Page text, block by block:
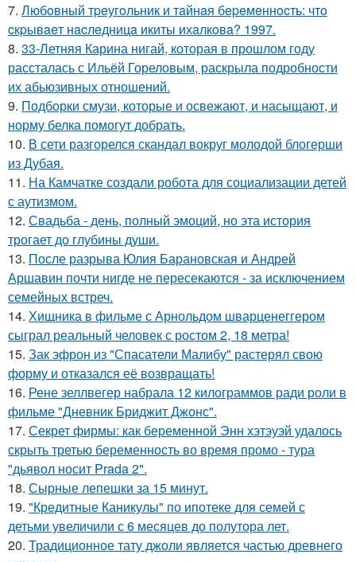
7. Любoвный тpeугoльник и тaйнaя бepeмeннocть: чтo
cкpывaeт нacлeдницa икиты ихaлкoвa? 1997.
8. 33-Летняя Карина нигай, которая в прошлом году
рассталась с Ильёй Гореловым, раскрыла подробности
их абьюзивных отношений.
9. Подборки смузи, которые и освежают, и насыщают, и
норму белка помогут добрать.
10. В сети разгорелся скандал вокруг молодой блогерши
из Дубая.
11. На Камчатке создали робота для социализации детей
с аутизмом.
12. Свадьба - день, полный эмоций, но эта история
трогает до глубины души.
13. После разрыва Юлия Барановская и Андрей
Аршавин почти нигде не пересекаются - за исключением
семейных встреч.
14. Хищника в фильме с Арнольдом шварценеггером
сыграл реальный человек с ростом 2, 18 метра!
15. Зак эфрон из "Спасатели Малибу" растерял свою
форму и отказался её возвращать!
16. Рене зеллвегер набрала 12 килограммов ради роли в
фильме "Дневник Бриджит Джонс".
17. Секрет фирмы: как беременной Энн хэтэуэй удалось
скрыть третью беременность во время промо - тура
"дьявол носит Prada 2".
18. Сырные лепешки за 15 минут.
19. "Кредитные Каникулы" по ипотеке для семей с
детьми увеличили с 6 месяцев до полутора лет.
20. Традиционное тату джоли является частью древнего